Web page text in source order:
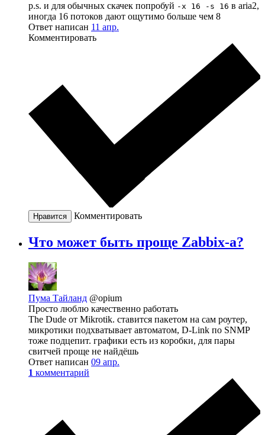
p.s. и для обычных скачек попробуй -x 16 -s 16 в aria2,
иногда 16 потоков дают ощутимо больше чем 8
Ответ написан 11 апр.
Комментировать
Нравится Комментировать
Что может быть проще Zabbix-а?
Пума Тайланд @opium
Просто люблю качественно работать
The Dude от Mikrotik. ставится пакетом на сам роутер,
микротики подхватывает автоматом, D-Link по SNMP
тоже подцепит. графики есть из коробки, для пары
свитчей проще не найдёшь
Ответ написан 09 апр.
1 комментарий